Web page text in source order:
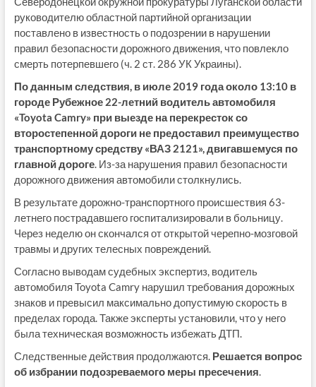
руководителю областной партийной организации
поставлено в известность о подозрении в нарушении
правил безопасности дорожного движения, что повлекло
смерть потерпевшего (ч. 2 ст. 286 УК Украины).
По данным следствия, в июле 2019 года около 13:10 в
городе Рубежное 22-летний водитель автомобиля
«Toyota Camry» при выезде на перекресток со
второстепенной дороги не предоставил преимущество
транспортному средству «ВАЗ 2121», двигавшемуся по
главной дороге. Из-за нарушения правил безопасности
дорожного движения автомобили столкнулись.
В результате дорожно-транспортного происшествия 63-
летнего пострадавшего госпитализировали в больницу.
Через неделю он скончался от открытой черепно-мозговой
травмы и других телесных повреждений.
Согласно выводам судебных экспертиз, водитель
автомобиля Toyota Camry нарушил требования дорожных
знаков и превысил максимально допустимую скорость в
пределах города. Также эксперты установили, что у него
была техническая возможность избежать ДТП.
Следственные действия продолжаются. Решается вопрос
об избрании подозреваемого меры пресечения.